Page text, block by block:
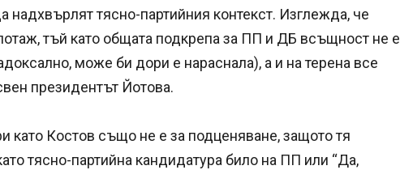
надхвърлят тясно-партийния контекст. Изглежда, че
тъй като общата подкрепа за ПП и ДБ всъщност не е
може би дори е нараснала), а и на терена все
президентът Йотова.
като Костов също не е за подценяване, защото тя
тясно-партийна кандидатура било на ПП или “Да,